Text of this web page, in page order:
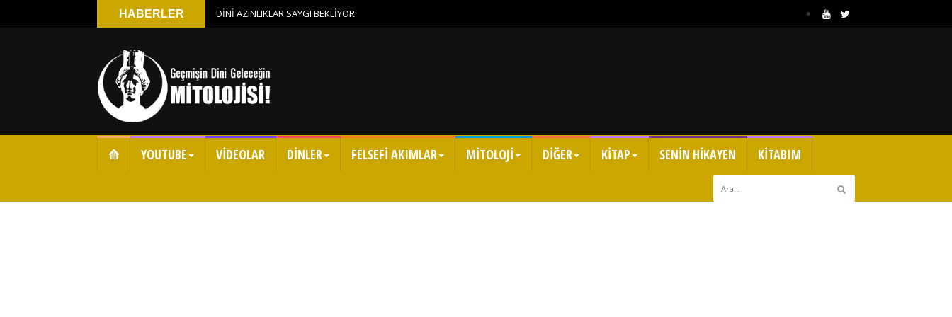
HABERLER DİNİ AZINLIKLAR SAYGI BEKLİYOR
⟰ YOUTUBE VİDEOLAR DİNLER FELSEFİ AKIMLAR MİTOLOJİ DİĞER KİTAP SENİN HİKAYEN KİTABIM